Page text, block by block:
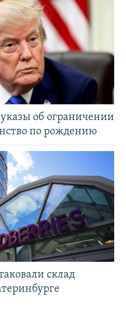
об ограничении
по рождению
склад